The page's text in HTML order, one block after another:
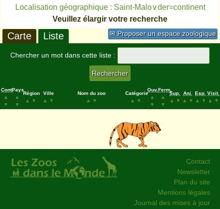
Localisation géographique : Saint-Malo∨der=continent
Veuillez élargir votre recherche
✉ Proposer un espace zoologique
Carte Liste
Chercher un mot dans cette liste :
Cont.
▲
▼
Pays
▲
▼
Région
▲
▼
Ville
▲
▼
Nom du zoo
▲
▼
Catégorie
▲
▼
Ouv.
▲
▼
Ferm.
▲
▼
Sup.
▲
▼
Ani.
▲
▼
Esp.
▲
▼
Visit.
▲
▼
Contact
Newsletter
Plan du site
Mentions légales
Journal des mises à jour